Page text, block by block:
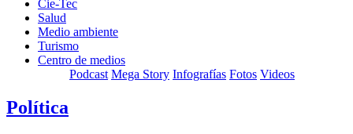
Cie-Tec
Salud
Medio ambiente
Turismo
Centro de medios
Podcast Mega Story Infografías Fotos Videos
Política